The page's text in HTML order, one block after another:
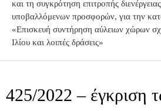
και τη συγκρότηση επιτροπής
υποβαλλόμενων προσφορών, για την
«Επισκευή συντήρηση αύλειων χώρων
Ιλίου και λοιπές δράσεις»
425/2022 – έγκριση